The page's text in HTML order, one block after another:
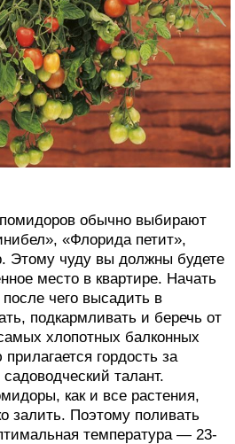
обычно выбирают
«Флорида петит»,
Этому чуду вы должны будете
место в квартире. Начать
чего высадить в
подкармливать и беречь от
хлопотных балконных
гордость за
талант.
как и все растения,
залить. Поэтому поливать
температура — 23-